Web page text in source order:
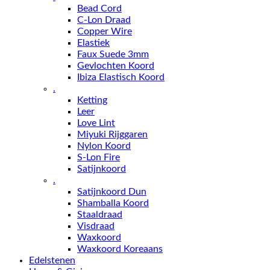
Bead Cord
C-Lon Draad
Copper Wire
Elastiek
Faux Suede 3mm
Gevlochten Koord
Ibiza Elastisch Koord
.
Ketting
Leer
Love Lint
Miyuki Rijggaren
Nylon Koord
S-Lon Fire
Satijnkoord
.
Satijnkoord Dun
Shamballa Koord
Staaldraad
Visdraad
Waxkoord
Waxkoord Koreaans
Edelstenen